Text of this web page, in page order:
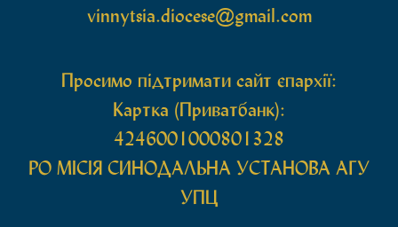
vinnytsia.diocese@gmail.com
Просимо підтримати сайт єпархії:
Картка (Приватбанк):
4246001000801328
РО МIСIЯ СИНОДАЛЬНА УСТАНОВА АГУ
УПЦ